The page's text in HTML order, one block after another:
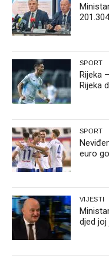
SPORT
Rijeka
Rijeka
SPORT
euro
VIJESTI
djed